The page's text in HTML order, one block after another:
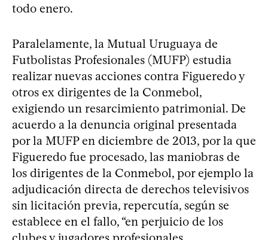
todo enero.
Paralelamente, la Mutual Uruguaya de
Futbolistas Profesionales (MUFP) estudia
realizar nuevas acciones contra Figueredo y
otros ex dirigentes de la Conmebol,
exigiendo un resarcimiento patrimonial. De
acuerdo a la denuncia original presentada
por la MUFP en diciembre de 2013, por la que
Figueredo fue procesado, las maniobras de
los dirigentes de la Conmebol, por ejemplo la
adjudicación directa de derechos televisivos
sin licitación previa, repercutía, según se
establece en el fallo, “en perjuicio de los